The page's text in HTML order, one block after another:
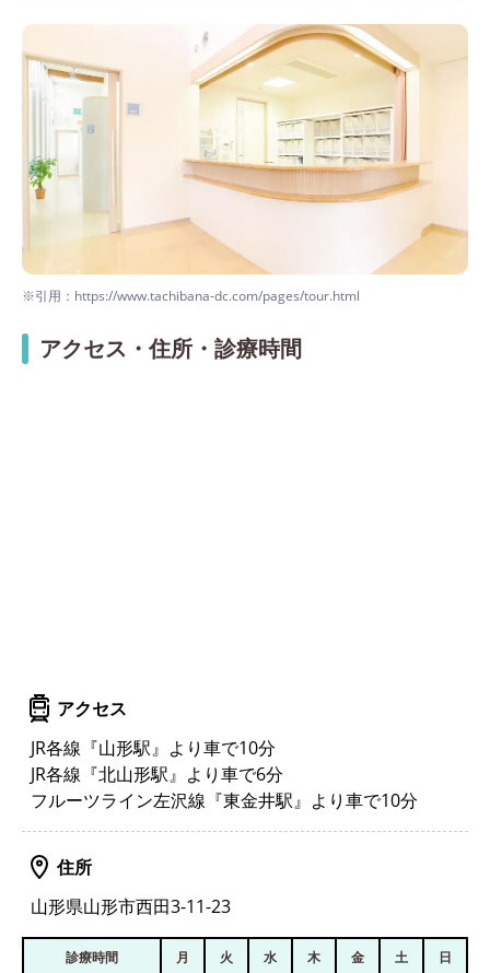
※引用：https://www.tachibana-dc.com/pages/tour.html
アクセス・住所・診療時間
アクセス
JR各線『山形駅』より車で10分
JR各線『北山形駅』より車で6分
フルーツライン左沢線『東金井駅』より車で10分
住所
山形県山形市西田3-11-23
診療時間 月 火 水 木 金 土 日